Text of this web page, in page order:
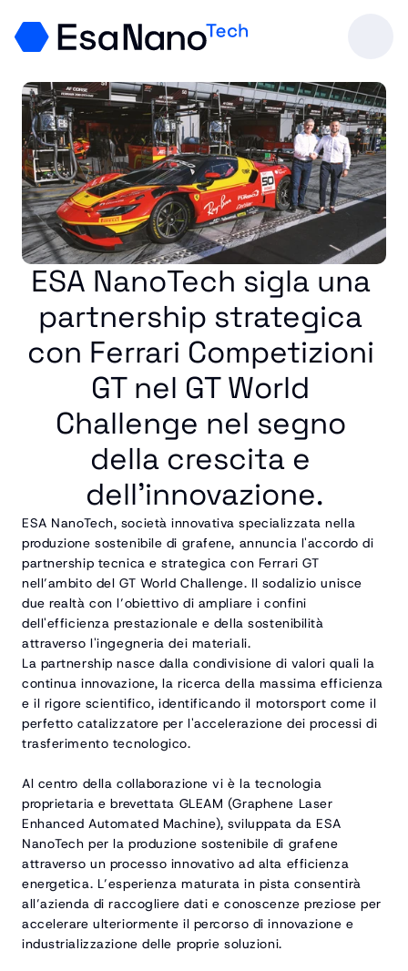
ESA NanoTech sigla una
partnership strategica
con Ferrari Competizioni
GT nel GT World
Challenge nel segno
della crescita e
dell’innovazione.
ESA NanoTech, società innovativa specializzata nella
produzione sostenibile di grafene, annuncia l'accordo di
partnership tecnica e strategica con Ferrari GT
nell’ambito del GT World Challenge. Il sodalizio unisce
due realtà con l’obiettivo di ampliare i confini
dell'efficienza prestazionale e della sostenibilità
attraverso l'ingegneria dei materiali.
La partnership nasce dalla condivisione di valori quali la
continua innovazione, la ricerca della massima efficienza
e il rigore scientifico, identificando il motorsport come il
perfetto catalizzatore per l'accelerazione dei processi di
trasferimento tecnologico.
Al centro della collaborazione vi è la tecnologia
proprietaria e brevettata GLEAM (Graphene Laser
Enhanced Automated Machine), sviluppata da ESA
NanoTech per la produzione sostenibile di grafene
attraverso un processo innovativo ad alta efficienza
energetica. L’esperienza maturata in pista consentirà
all’azienda di raccogliere dati e conoscenze preziose per
accelerare ulteriormente il percorso di innovazione e
industrializzazione delle proprie soluzioni.